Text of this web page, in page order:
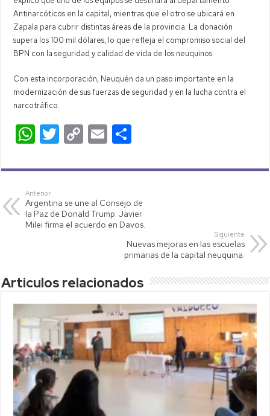
Antinarcóticos en la capital, mientras que el otro se ubicará en
Zapala para cubrir distintas áreas de la provincia. La donación
supera los 100 mil dólares, lo que refleja el compromiso social del
BPN con la seguridad y calidad de vida de los neuquinos.
Con esta incorporación, Neuquén da un paso importante en la
modernización de sus fuerzas de seguridad y en la lucha contra el
narcotráfico.
W
at
s
A
p
T
tt
C
p
Li
nk
E
ail m
ar
tir
Anterior
Argentina se une al Consejo de
la Paz de Donald Trump: Javier
Milei firma el acuerdo en Davos.
Siguiente
Nuevas mejoras en las escuelas
primarias de la capital neuquina.
Articulos relacionados